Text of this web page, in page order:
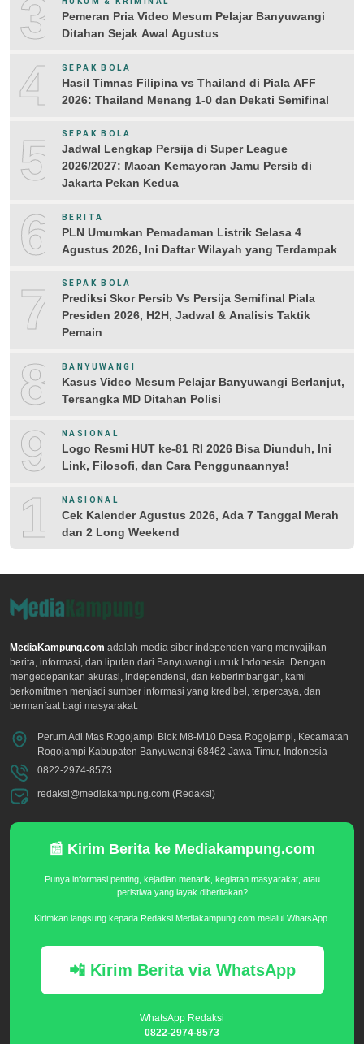
3
Pemeran Pria Video Mesum Pelajar Banyuwangi
Ditahan Sejak Awal Agustus
4 SEPAK BOLA
Hasil Timnas Filipina vs Thailand di Piala AFF
2026: Thailand Menang 1-0 dan Dekati Semifinal
5 SEPAK BOLA
Jadwal Lengkap Persija di Super League
2026/2027: Macan Kemayoran Jamu Persib di
Jakarta Pekan Kedua
6 BERITA
PLN Umumkan Pemadaman Listrik Selasa 4
Agustus 2026, Ini Daftar Wilayah yang Terdampak
7 SEPAK BOLA
Prediksi Skor Persib Vs Persija Semifinal Piala
Presiden 2026, H2H, Jadwal & Analisis Taktik
Pemain
8 BANYUWANGI
Kasus Video Mesum Pelajar Banyuwangi Berlanjut,
Tersangka MD Ditahan Polisi
9 NASIONAL
Logo Resmi HUT ke-81 RI 2026 Bisa Diunduh, Ini
Link, Filosofi, dan Cara Penggunaannya!
10NASIONAL
Cek Kalender Agustus 2026, Ada 7 Tanggal Merah
dan 2 Long Weekend
MediaKampung.com adalah media siber independen yang menyajikan
berita, informasi, dan liputan dari Banyuwangi untuk Indonesia. Dengan
mengedepankan akurasi, independensi, dan keberimbangan, kami
berkomitmen menjadi sumber informasi yang kredibel, terpercaya, dan
bermanfaat bagi masyarakat.
Perum Adi Mas Rogojampi Blok M8-M10 Desa Rogojampi, Kecamatan
Rogojampi Kabupaten Banyuwangi 68462 Jawa Timur, Indonesia
0822-2974-8573
redaksi@mediakampung.com (Redaksi)
📰 Kirim Berita ke Mediakampung.com
Punya informasi penting, kejadian menarik, kegiatan masyarakat, atau
peristiwa yang layak diberitakan?
Kirimkan langsung kepada Redaksi Mediakampung.com melalui WhatsApp.
📲 Kirim Berita via WhatsApp
WhatsApp Redaksi
0822-2974-8573